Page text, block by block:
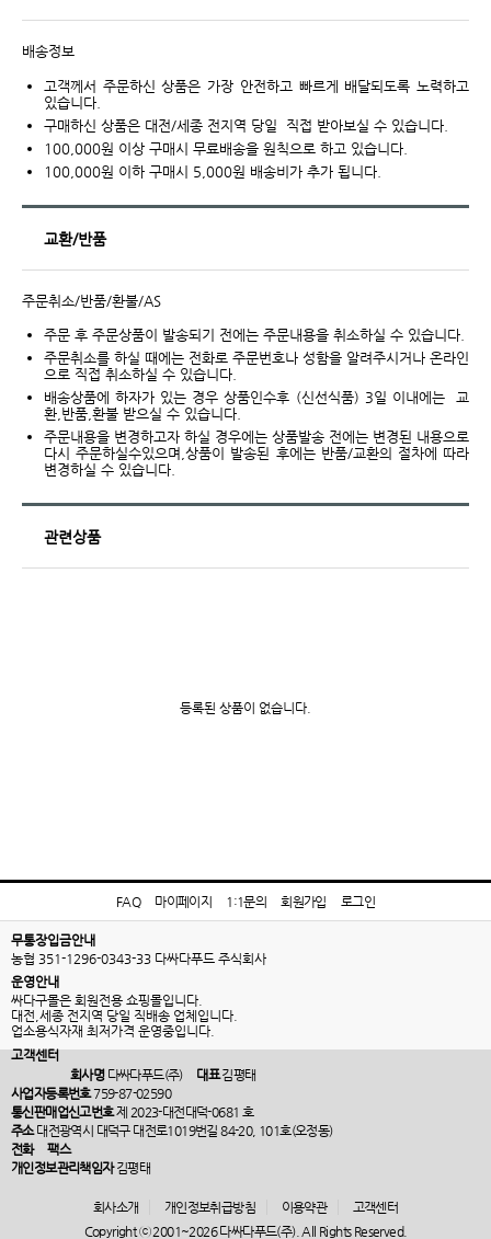
배송정보
고객께서 주문하신 상품은 가장 안전하고 빠르게 배달되도록 노력하고
있습니다.
구매하신 상품은 대전/세종 전지역 당일 직접 받아보실 수 있습니다.
100,000원 이상 구매시 무료배송을 원칙으로 하고 있습니다.
100,000원 이하 구매시 5,000원 배송비가 추가 됩니다.
교환/반품
주문취소/반품/환불/AS
주문 후 주문상품이 발송되기 전에는 주문내용을 취소하실 수 있습니다.
주문취소를 하실 때에는 전화로 주문번호나 성함을 알려주시거나 온라인
으로 직접 취소하실 수 있습니다.
배송상품에 하자가 있는 경우 상품인수후 (신선식품) 3일 이내에는 교
환,반품,환불 받으실 수 있습니다.
주문내용을 변경하고자 하실 경우에는 상품발송 전에는 변경된 내용으로
다시 주문하실수있으며,상품이 발송된 후에는 반품/교환의 절차에 따라
변경하실 수 있습니다.
관련상품
등록된 상품이 없습니다.
FAQ 마이페이지 1:1문의 회원가입 로그인
무통장입금안내
농협 351-1296-0343-33 다싸다푸드 주식회사
운영안내
싸다구몰은 회원전용 쇼핑몰입니다.
대전,세종 전지역 당일 직배송 업체입니다.
업소용식자재 최저가격 운영중입니다.
고객센터
회사명다싸다푸드(주) 대표김평태
사업자등록번호759-87-02590
통신판매업신고번호제 2023-대전대덕-0681 호
주소대전광역시 대덕구 대전로1019번길 84-20, 101호(오정동)
전화
팩스
개인정보관리책임자김평태
회사소개 개인정보취급방침 이용약관
고객센터
Copyright ⓒ 2001~2026 다싸다푸드(주). All Rights Reserved.